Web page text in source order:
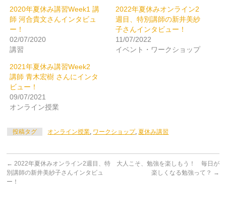
(新
し
い
ウ
ン
ド
き
ま
す)
ッ
ク
し
て
い
ウ
ィ
で
開
2020年夏休み講習Week1 講
師 河合貴文さんインタビュ
ー！
02/07/2020
講習
2022年夏休みオンライン2
週目、特別講師の新井美紗
子さんインタビュー！
11/07/2022
イベント・ワークショップ
2021年夏休み講習Week2
講師 青木宏樹 さんにインタ
ビュー！
09/07/2021
オンライン授業
投稿タグ オンライン授業, ワークショップ,夏休み講習
← 2022年夏休みオンライン2週目、特
別講師の新井美紗子さんインタビュ
ー！
大人こそ、勉強を楽しもう！ 毎日が
楽しくなる勉強って？ →